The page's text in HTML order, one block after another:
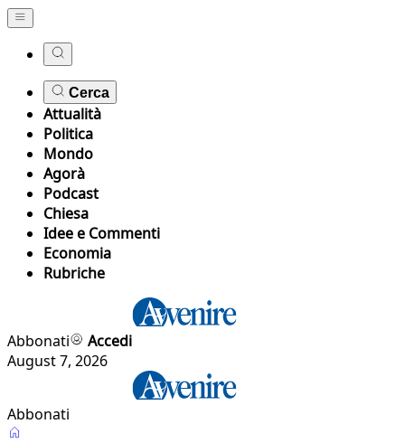
Cerca
Attualità
Politica
Mondo
Agorà
Podcast
Chiesa
Idee e Commenti
Economia
Rubriche
Abbonati
Accedi
August 7, 2026
Abbonati